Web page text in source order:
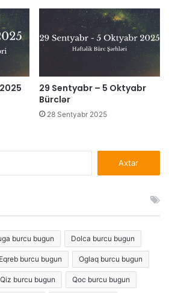
29 Sentyabr – 5 Oktyabr
Bürclər
28 Sentyabr 2025
burcu bugun Dolca burcu bugun
Eqreb burcu bugun Oglaq burcu bugun
Qiz burcu bugun Qoc burcu bugun